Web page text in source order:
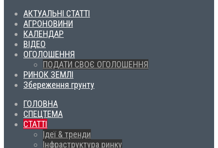
АКТУАЛЬНІ СТАТТІ
АГРОНОВИНИ
КАЛЕНДАР
ВІДЕО
ОГОЛОШЕННЯ
ПОДАТИ СВОЄ ОГОЛОШЕННЯ
РИНОК ЗЕМЛІ
Збереження грунту
ГОЛОВНА
СПЕЦТЕМА
СТАТТІ
Ідеї & тренди
Інфраструктура ринку